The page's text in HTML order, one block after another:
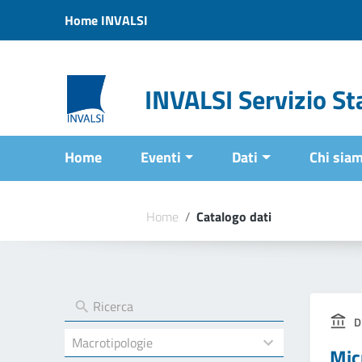
Vai al menu di navigazione
Home INVALSI
INVALSI Servizio
Home Eventi Dati Chi
Home / Catalogo dati